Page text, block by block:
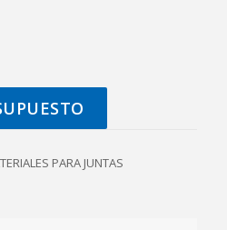
PARA JUNTAS